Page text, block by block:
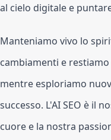
al cielo digitale e
Manteniamo vivo lo
cambiamenti e
mentre esploriamo
successo. L'AI SEO è il
cuore e la nostra